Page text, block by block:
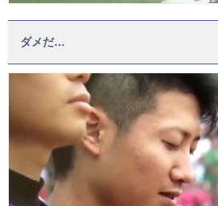
ダメだ…